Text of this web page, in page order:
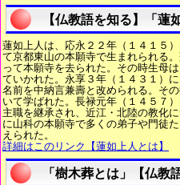
【仏教語を知る】「蓮
蓮如上人は、応永２２年（１４１５
て京都東山の本願寺で生まれられる
って本願寺を去られた。その時生母
ていかれた。永享３年（１４３１）
名前を中納言兼壽と改められる。そ
いて学ばれた。長禄元年（１４５７
主職を継承され、近江・北陸の教化
に山科の本願寺で多くの弟子や門徒
えられた。
詳細はこのリンク【蓮如上人とは】
「樹木葬とは」【仏教